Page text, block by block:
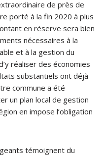
de près de
porté à la fin 2020 à plus
en réserve sera bien
nécessaires à la
et à la gestion du
réaliser des économies
substantiels ont déjà
commune a été
un plan local de gestion
en impose l’obligation
témoignent du